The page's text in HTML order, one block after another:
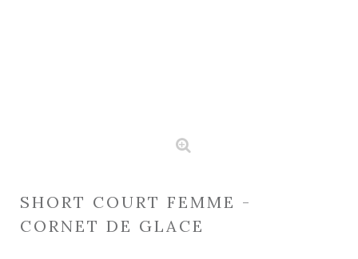
SHORT COURT FEMME -
CORNET DE GLACE